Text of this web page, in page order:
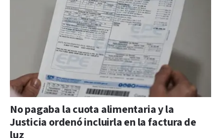
No pagaba la cuota alimentaria y la
Justicia ordenó incluirla en la factura de
luz